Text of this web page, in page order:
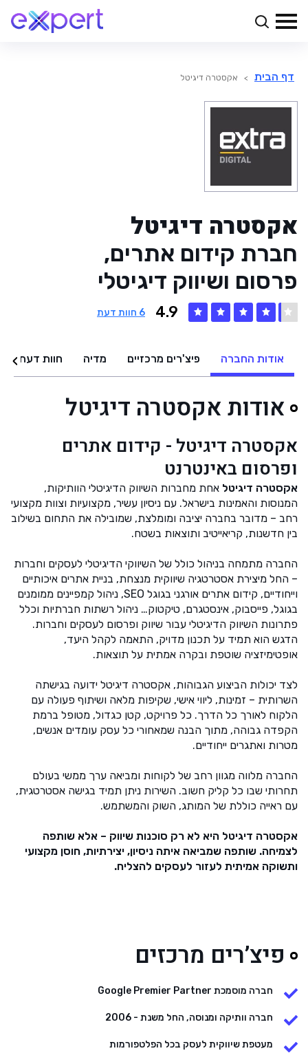
דף הבית > אקסטרה דיגיטל
אקסטרה דיגיטל
חברת קידום אתרים,
פרסום ושיווק דיגיטלי
4.9
6 חוות דעת
אודות החברה פיצ'רים מרכזיים מדיה חוות דעת
אודות אקסטרה דיגיטל
אקסטרה דיגיטל - קידום אתרים
ופרסום באינטרנט
אקסטרה דיגיטל אחת מחברות השיווק הדיגיטלי הוותיקות,
המנוסות והאמינות בישראל. עם ניסיון עשיר, מקצועיות וצוות מקצועי
רחב – מדובר בחברה יציבה ומומלצת, שמובילה את התחום בשילוב
בין חדשנות, קריאייטיב ותוצאות בשטח.
החברה מתמחה בניהול כולל של השיווקי הדיגיטלי לעסקים וחברות
– החל מיצירת אסטרטגיה שיווקית מנצחת, בניית אתרים איכותיים
וייחודיים, קידום אתרים אורגני בגוגל SEO, ניהול קמפיינים ממומנים
בגוגל, פייסבוק, אינסטגרם, טיקטוק… ניהול רשתות חברתיות וכלל
פתרונות השיווק הדיגיטלי עבור שיווק ופרסום לעסקים וחברות.
הדגש הוא תמיד על תכנון מדויק, התאמה לקהל היעד,
אופטימיזציה שוטפת ובקרה אמתית על תוצאות.
לצד יכולות הביצוע הגבוהות, אקסטרה דיגיטל ידועה בגישתה
השרותית – זמינות, ליווי אישי, שקיפות מלאה ושיתוף פעולה עם
הלקוח לאורך כל הדרך. כל פרויקט, קטן כגדול, מטופל ברמת
הקפדה גבוהה, מתוך הבנה שמאחורי כל עסק עומדים אנשים,
מטרות ואתגרים ייחודיים.
החברה מלווה מגוון רחב של לקוחות ומביאה ערך ממשי בעולם
תחרותי שבו כל קליק חשוב. השירות ניתן תמיד בגישה אסטרטגית,
עם ראייה כוללת של המותג, השוק והמשתמש.
אקסטרה דיגיטל היא לא רק סוכנות שיווק – אלא שותפה
לצמיחה. שותפה שמביאה איתה ניסיון, יצירתיות, חוסן מקצועי
ותשוקה אמיתית לעזור לעסקים להצליח.
פיצ’רים מרכזים
חברה מוסמכת Google Premier Partner
חברה וותיקה ומנוסה, החל משנת - 2006
מעטפת שיווקית לעסק בכל הפלטפורמות